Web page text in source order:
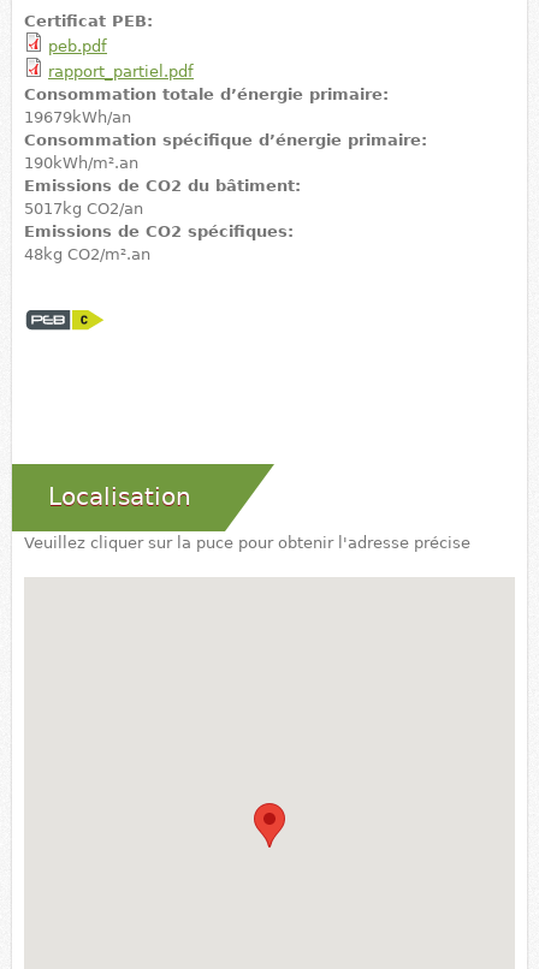
Certificat PEB:
peb.pdf
rapport_partiel.pdf
Consommation totale d’énergie primaire:
19679kWh/an
Consommation spécifique d’énergie primaire:
190kWh/m².an
Emissions de CO2 du bâtiment:
5017kg CO2/an
Emissions de CO2 spécifiques:
48kg CO2/m².an
Localisation
Veuillez cliquer sur la puce pour obtenir l'adresse précise